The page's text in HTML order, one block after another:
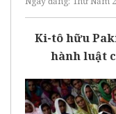
Ki-tô hữu
hành luật